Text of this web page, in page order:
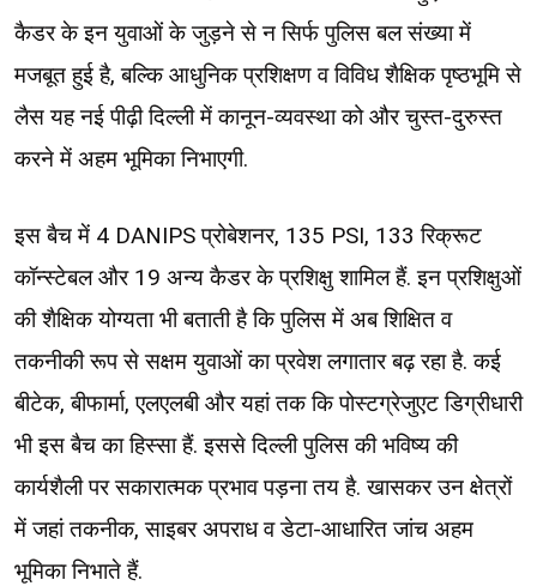
कैडर के इन युवाओं के जुड़ने से न सिर्फ पुलिस बल संख्या में
मजबूत हुई है, बल्कि आधुनिक प्रशिक्षण व विविध शैक्षिक पृष्ठभूमि से
लैस यह नई पीढ़ी दिल्ली में कानून-व्यवस्था को और चुस्त-दुरुस्त
करने में अहम भूमिका निभाएगी.
इस बैच में 4 DANIPS प्रोबेशनर, 135 PSI, 133 रिक्रूट
कॉन्स्टेबल और 19 अन्य कैडर के प्रशिक्षु शामिल हैं. इन प्रशिक्षुओं
की शैक्षिक योग्यता भी बताती है कि पुलिस में अब शिक्षित व
तकनीकी रूप से सक्षम युवाओं का प्रवेश लगातार बढ़ रहा है. कई
बीटेक, बीफार्मा, एलएलबी और यहां तक कि पोस्टग्रेजुएट डिग्रीधारी
भी इस बैच का हिस्सा हैं. इससे दिल्ली पुलिस की भविष्य की
कार्यशैली पर सकारात्मक प्रभाव पड़ना तय है. खासकर उन क्षेत्रों
में जहां तकनीक, साइबर अपराध व डेटा-आधारित जांच अहम
भूमिका निभाते हैं.